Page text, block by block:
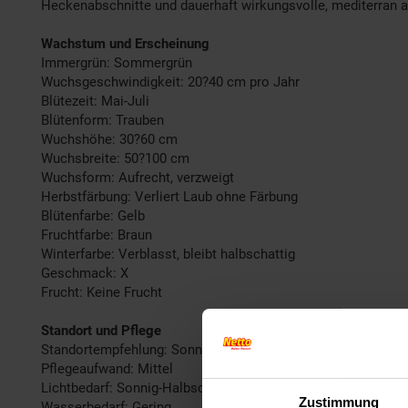
Zustimmung
Heckenabschnitte und dauerhaft wirkungsvolle, mediterran
Wachstum und Erscheinung
Immergrün: Sommergrün
Wuchsgeschwindigkeit: 20?40 cm pro Jahr
Blütezeit: Mai-Juli
Blütenform: Trauben
Wuchshöhe: 30?60 cm
Wuchsbreite: 50?100 cm
Wuchsform: Aufrecht, verzweigt
Herbstfärbung: Verliert Laub ohne Färbung
Blütenfarbe: Gelb
Fruchtfarbe: Braun
Winterfarbe: Verblasst, bleibt halbschattig
Geschmack: X
Frucht: Keine Frucht
Standort und Pflege
Standortempfehlung: Sonnig, trocken
Pflegeaufwand: Mittel
Lichtbedarf: Sonnig-Halbschattig